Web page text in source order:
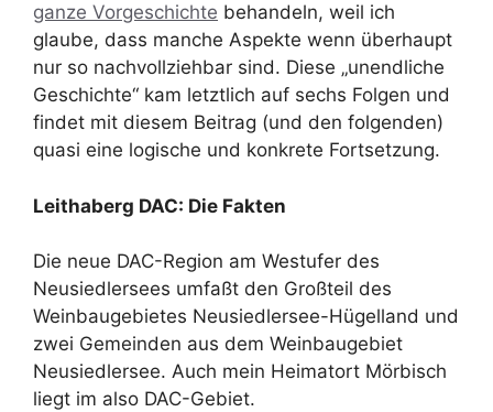
ganze Vorgeschichte behandeln, weil ich
glaube, dass manche Aspekte wenn überhaupt
nur so nachvollziehbar sind. Diese „unendliche
Geschichte“ kam letztlich auf sechs Folgen und
findet mit diesem Beitrag (und den folgenden)
quasi eine logische und konkrete Fortsetzung.
Leithaberg DAC: Die Fakten
Die neue DAC-Region am Westufer des
Neusiedlersees umfaßt den Großteil des
Weinbaugebietes Neusiedlersee-Hügelland und
zwei Gemeinden aus dem Weinbaugebiet
Neusiedlersee. Auch mein Heimatort Mörbisch
liegt im also DAC-Gebiet.